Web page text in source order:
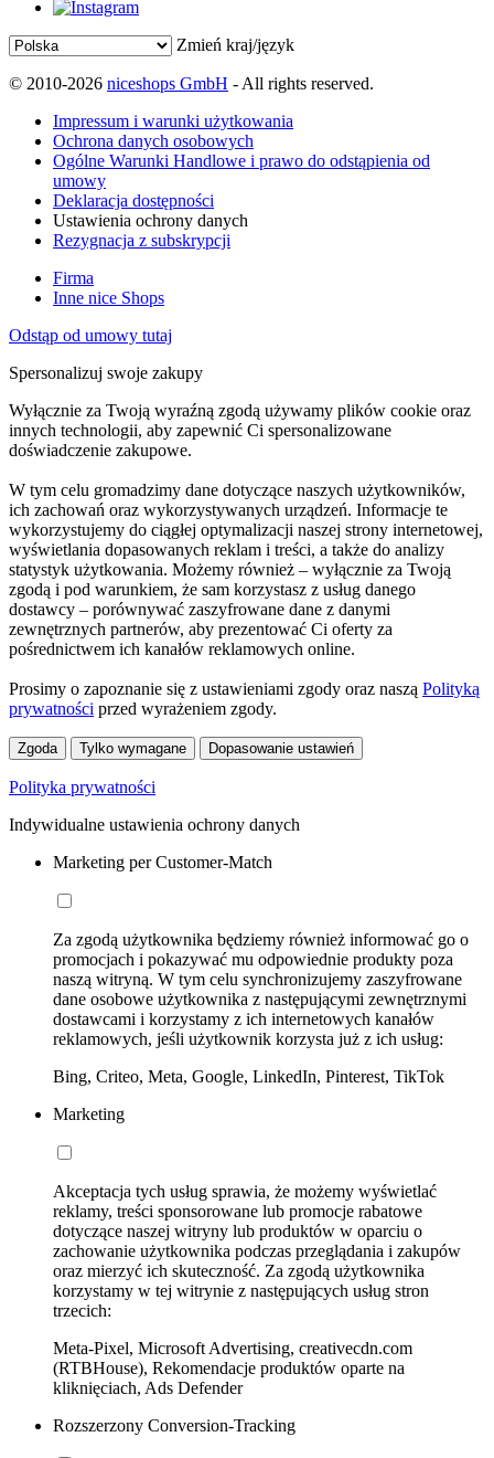
Zmień kraj/język
© 2010-2026 niceshops GmbH - All rights reserved.
Impressum i warunki użytkowania
Ochrona danych osobowych
Ogólne Warunki Handlowe i prawo do odstąpienia od
umowy
Deklaracja dostępności
Ustawienia ochrony danych
Rezygnacja z subskrypcji
Firma
Inne nice Shops
Odstąp od umowy tutaj
Spersonalizuj swoje zakupy
Wyłącznie za Twoją wyraźną zgodą używamy plików cookie oraz
innych technologii, aby zapewnić Ci spersonalizowane
doświadczenie zakupowe.
W tym celu gromadzimy dane dotyczące naszych użytkowników,
ich zachowań oraz wykorzystywanych urządzeń. Informacje te
wykorzystujemy do ciągłej optymalizacji naszej strony internetowej,
wyświetlania dopasowanych reklam i treści, a także do analizy
statystyk użytkowania. Możemy również – wyłącznie za Twoją
zgodą i pod warunkiem, że sam korzystasz z usług danego
dostawcy – porównywać zaszyfrowane dane z danymi
zewnętrznych partnerów, aby prezentować Ci oferty za
pośrednictwem ich kanałów reklamowych online.
Prosimy o zapoznanie się z ustawieniami zgody oraz naszą Polityką
prywatności przed wyrażeniem zgody.
Zgoda Tylko wymagane Dopasowanie ustawień
Polityka prywatności
Indywidualne ustawienia ochrony danych
Marketing per Customer-Match
Za zgodą użytkownika będziemy również informować go o
promocjach i pokazywać mu odpowiednie produkty poza
naszą witryną. W tym celu synchronizujemy zaszyfrowane
dane osobowe użytkownika z następującymi zewnętrznymi
dostawcami i korzystamy z ich internetowych kanałów
reklamowych, jeśli użytkownik korzysta już z ich usług:
Bing, Criteo, Meta, Google, LinkedIn, Pinterest, TikTok
Marketing
Akceptacja tych usług sprawia, że możemy wyświetlać
reklamy, treści sponsorowane lub promocje rabatowe
dotyczące naszej witryny lub produktów w oparciu o
zachowanie użytkownika podczas przeglądania i zakupów
oraz mierzyć ich skuteczność. Za zgodą użytkownika
korzystamy w tej witrynie z następujących usług stron
trzecich:
Meta-Pixel, Microsoft Advertising, creativecdn.com
(RTBHouse), Rekomendacje produktów oparte na
kliknięciach, Ads Defender
Rozszerzony Conversion-Tracking